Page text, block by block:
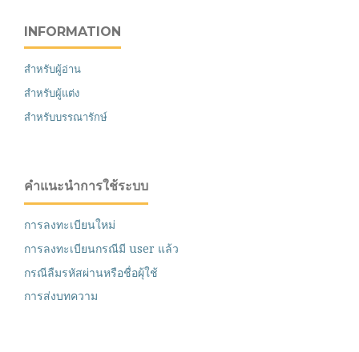
INFORMATION
สำหรับผู้อ่าน
สำหรับผู้แต่ง
สำหรับบรรณารักษ์
คำแนะนำการใช้ระบบ
การลงทะเบียนใหม่
การลงทะเบียนกรณีมี user แล้ว
กรณีลืมรหัสผ่านหรือชื่อผุ้ใช้
การส่งบทความ